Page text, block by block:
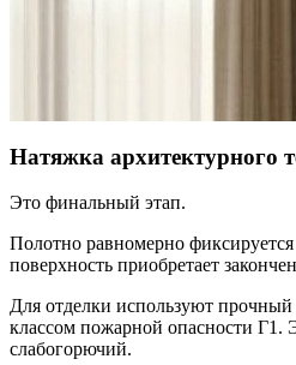
Натяжка архитектурного
Это финальный этап.
Полотно равномерно
поверхность приобретает
Для отделки используют прочный
классом пожарной опасности Г1.
слабогорючий.